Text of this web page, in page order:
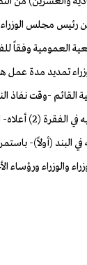
مجلس
والعشرين) من النظام المشار إليه في
تمديد مدة عمل
والوزراء ورؤساء